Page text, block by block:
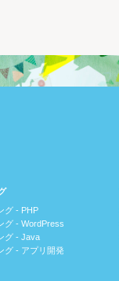
グ - PHP
グ - WordPress
グ - Java
グ - アプリ開発